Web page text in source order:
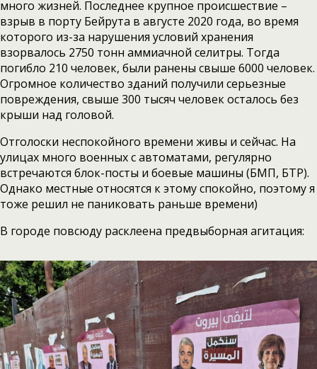
много жизней. Последнее крупное происшествие –
взрыв в порту Бейрута в августе 2020 года, во время
которого из-за нарушения условий хранения
взорвалось 2750 тонн аммиачной селитры. Тогда
погибло 210 человек, были ранены свыше 6000 человек.
Огромное количество зданий получили серьезные
повреждения, свыше 300 тысяч человек осталось без
крыши над головой.
Отголоски неспокойного времени живы и сейчас. На
улицах много военных с автоматами, регулярно
встречаются блок-посты и боевые машины (БМП, БТР).
Однако местные относятся к этому спокойно, поэтому я
тоже решил не паниковать раньше времени)
В городе повсюду расклеена предвыборная агитация: